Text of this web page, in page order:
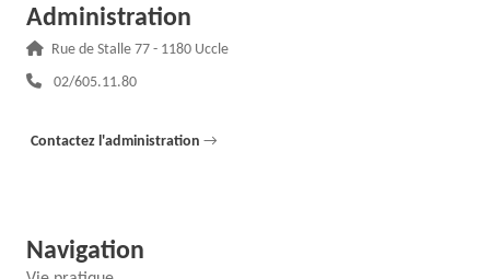
Administration
Adresse :
Rue de Stalle 77 - 1180 Uccle
Téléphone :
02/605.11.80
Contactez l'administration →
Navigation